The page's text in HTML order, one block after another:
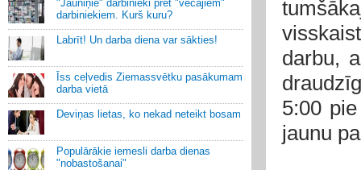
"Jauniņie" darbinieki pret "vecajiem"
darbiniekiem. Kurš kuru?
Labrīt! Un darba diena var sākties!
Īss ceļvedis Ziemassvētku pasākumam
darba vietā
Deviņas lietas, ko nekad neteikt bosam
Populārākie iemesli darba dienas
"nobastošanai"
darbu,
5:00
jaunu